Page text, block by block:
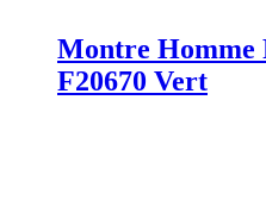
Montre Homme
F20670 Vert